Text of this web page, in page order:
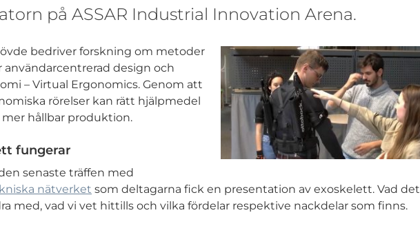
på ASSAR Industrial Innovation Arena.
bedriver forskning om metoder
användarcentrerad design och
– Virtual Ergonomics. Genom att
rörelser kan rätt hjälpmedel
mer hållbar produktion.
fungerar
senaste träffen med
nätverket som deltagarna fick en presentation av exoskelett. Vad det
med, vad vi vet hittills och vilka fördelar respektive nackdelar som finns.